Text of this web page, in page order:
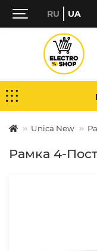
Unica New
Рамка 4-
RU UA